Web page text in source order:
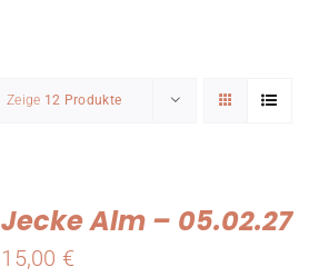
Zeige 12 Produkte
Jecke Alm – 05.02.27
15,00€